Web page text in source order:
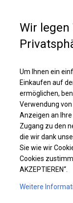
Ganzjährig
Wir
Um Ihnen ein
Einkaufen auf
ermöglichen,
Verwendung
Anzeigen an
Zugang zu den
die wir dank
Sie wie wir
Cookies
AKZEPTIEREN“.
Weitere